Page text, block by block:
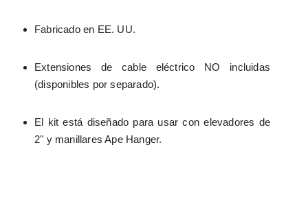
Fabricado en EE. UU.
Extensiones de cable eléctrico NO incluidas
(disponibles por separado).
El kit está diseñado para usar con elevadores de
2" y manillares Ape Hanger.